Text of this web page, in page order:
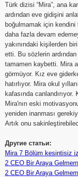
Türk dizisi “Mira”, ana
ardından eve gidişini
boğulmamak için
daha fazla devam
yakınındaki kişilerden
etti. Bu sözlerin
tamamen kaybetti. Mira
görmüyor. Kız eve
hatırlıyor. Mira okul
kafasında canlandırıyor.
Mira'nın eski
yeniden inanması
Artık onu
Другие статьи:
Mira 7 Bölüm kesintisiz
2 CEO Bir Araya
2 CEO Bir Araya